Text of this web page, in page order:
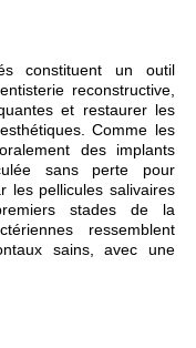
constituent un outil
reconstructive,
et restaurer les
Comme les
des implants
sans perte pour
les pellicules salivaires
stades de la
ressemblent
sains, avec une